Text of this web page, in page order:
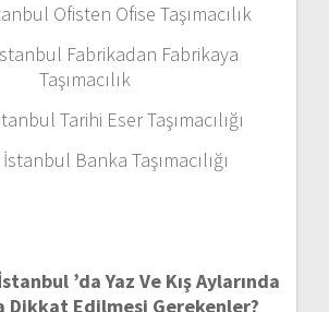
Ofisten Ofise Taşımacılık
Fabrikadan Fabrikaya
Taşımacılık
Tarihi Eser Taşımacılığı
Banka Taşımacılığı
’da Yaz Ve Kış Aylarında
Edilmesi Gerekenler?